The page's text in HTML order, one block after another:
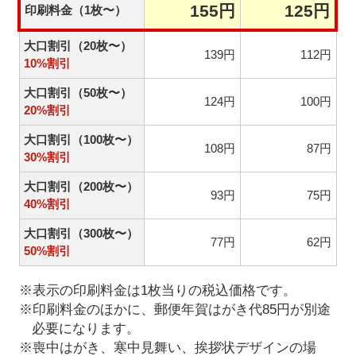
印刷料金（1枚〜） 155円 125円
大口割引（20枚〜）
10%割引
139円 112円
大口割引（50枚〜）
20%割引
124円 100円
大口割引（100枚〜）
30%割引
108円 87円
大口割引（200枚〜）
40%割引
93円 75円
大口割引（300枚〜）
50%割引
77円 62円
※表示の印刷料金は1枚当りの税込価格です。
※印刷料金のほかに、郵便年賀はがき代85円が別途
必要になります。
※喪中はがき、寒中見舞い、挨拶状デザインの場